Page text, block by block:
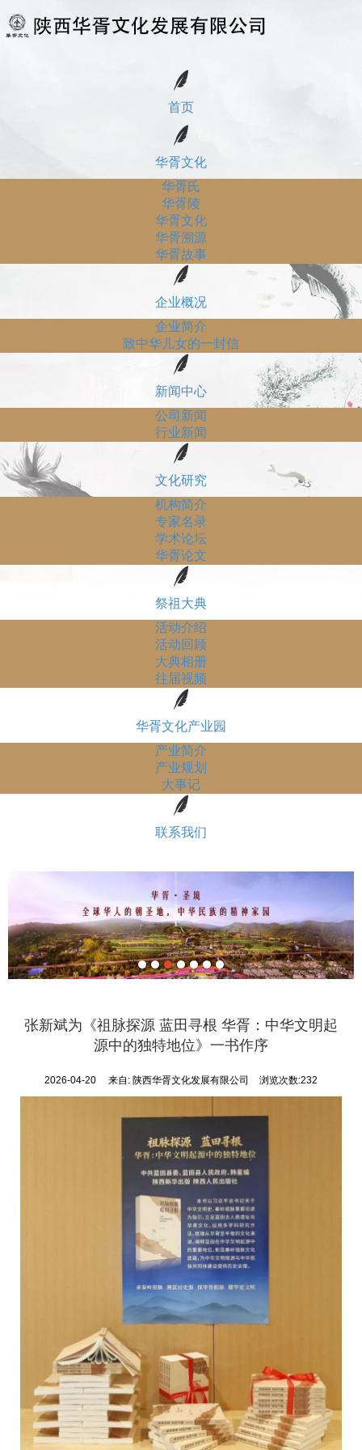
首页
华胥文化
华胥氏
华胥陵
华胥文化
华胥溯源
华胥故事
企业概况
企业简介
致中华儿女的一封信
新闻中心
公司新闻
行业新闻
文化研究
机构简介
专家名录
学术论坛
华胥论文
祭祖大典
活动介绍
活动回顾
大典相册
往届视频
华胥文化产业园
产业简介
产业规划
大事记
联系我们
张新斌为《祖脉探源 蓝田寻根 华胥：中华文明起
源中的独特地位》一书作序
2026-04-20 来自: 陕西华胥文化发展有限公司 浏览次数:232